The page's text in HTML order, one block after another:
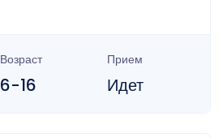
Возраст
6-16
Прием
Идет